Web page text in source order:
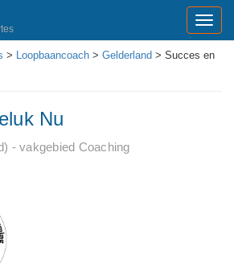
> Loopbaancoach > Gelderland > Succes en
Nu
- vakgebied Coaching